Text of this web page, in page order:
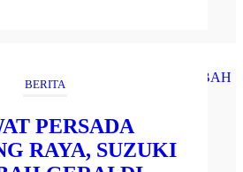
BERITA
PERSADA
RAYA, SUZUKI